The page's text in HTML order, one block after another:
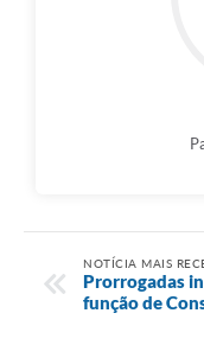
NOTÍCIA MAIS
Prorrogadas
função de